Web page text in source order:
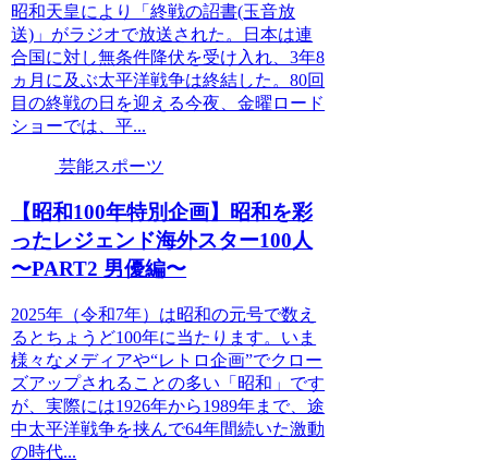
昭和天皇により「終戦の詔書(玉音放
送)」がラジオで放送された。日本は連
合国に対し無条件降伏を受け入れ、3年8
ヵ月に及ぶ太平洋戦争は終結した。80回
目の終戦の日を迎える今夜、金曜ロード
ショーでは、平...
芸能スポーツ
【昭和100年特別企画】昭和を彩
ったレジェンド海外スター100人
〜PART2 男優編〜
2025年（令和7年）は昭和の元号で数え
るとちょうど100年に当たります。いま
様々なメディアや“レトロ企画”でクロー
ズアップされることの多い「昭和」です
が、実際には1926年から1989年まで、途
中太平洋戦争を挟んで64年間続いた激動
の時代...